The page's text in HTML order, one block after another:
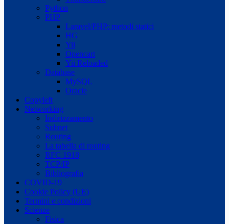
Python
PHP
Laravel/PHP: metodi statici
HG
Yii
Opencart
Yii Reloaded
Database
MySQL
Oracle
Copyleft
Networking
Indirizzamento
Subnet
Routing
La tabella di routing
RFC 1918
TCP/IP
Bibliografia
COVID-19
Cookie Policy (UE)
Termini e condizioni
Scienze
Fisica